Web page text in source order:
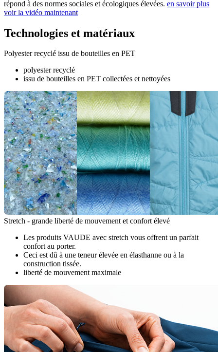
répond à des normes sociales et écologiques élevées. en savoir plus
voir la vidéo maintenant
Technologies et matériaux
Polyester recyclé issu de bouteilles en PET
polyester recyclé
issu de bouteilles en PET collectées et nettoyées
Stretch - grande liberté de mouvement et confort élevé
Les produits VAUDE avec stretch vous offrent un parfait
confort au porter.
Ceci est dû à une teneur élevée en élasthanne ou à la
construction tissée.
liberté de mouvement maximale